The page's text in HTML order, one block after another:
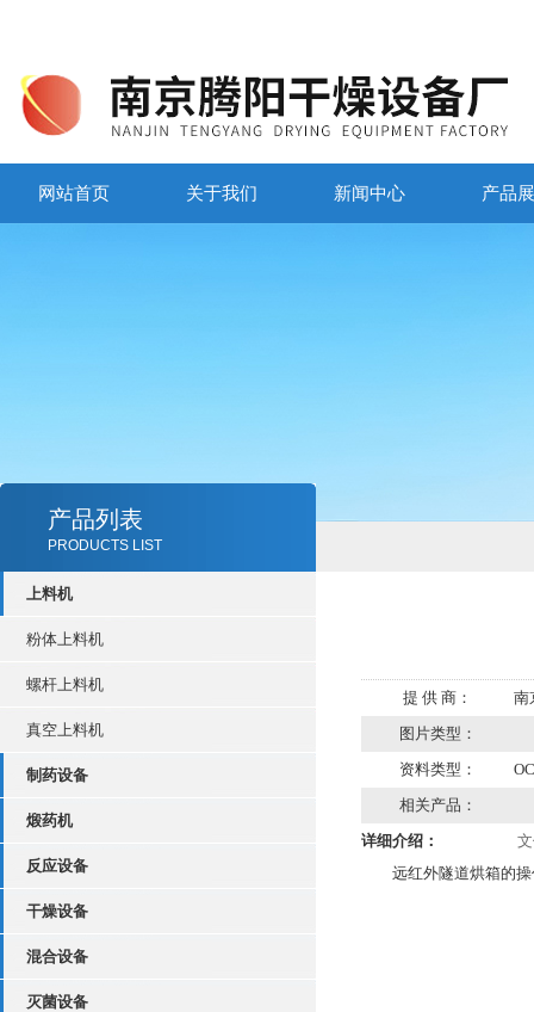
网站首页 关于我们 新闻中心 产品
产品列表
PRODUCTS LIST
上料机
粉体上料机
螺杆上料机
真空上料机
制药设备
煅药机
反应设备
干燥设备
混合设备
灭菌设备
提 供 商：
南
图片类型：
资料类型：
相关产品：
详细介绍：
远红外隧道烘箱的操